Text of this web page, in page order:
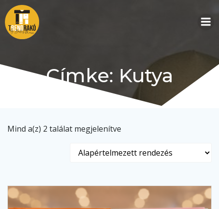
Címke: Kutya
Mind a(z) 2 találat megjelenítve